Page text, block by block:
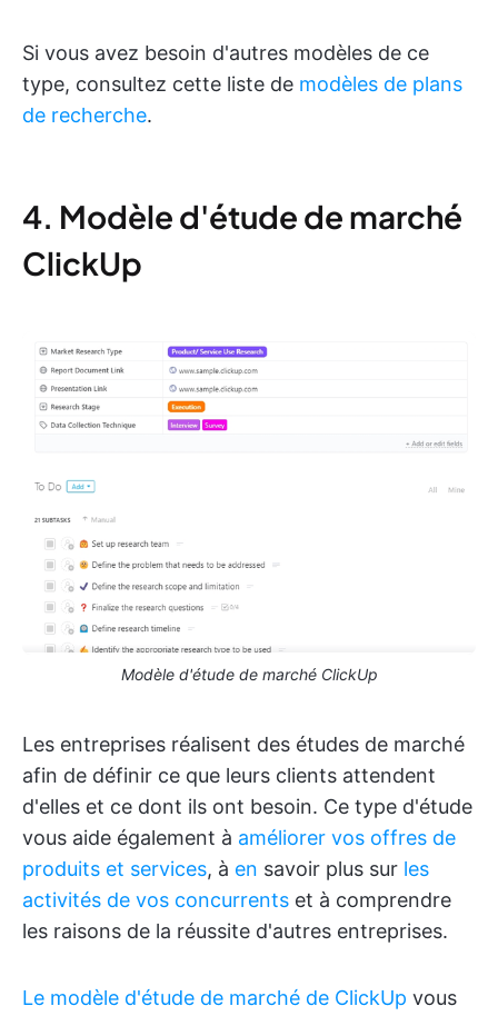
Si vous avez besoin d'autres modèles de ce
type, consultez cette liste de modèles de plans
de recherche.
4. Modèle d'étude de marché
ClickUp
Modèle d'étude de marché ClickUp
Les entreprises réalisent des études de marché
afin de définir ce que leurs clients attendent
d'elles et ce dont ils ont besoin. Ce type d'étude
vous aide également à améliorer vos offres de
produits et services, à en savoir plus sur les
activités de vos concurrents et à comprendre
les raisons de la réussite d'autres entreprises.
Le modèle d'étude de marché de ClickUp vous